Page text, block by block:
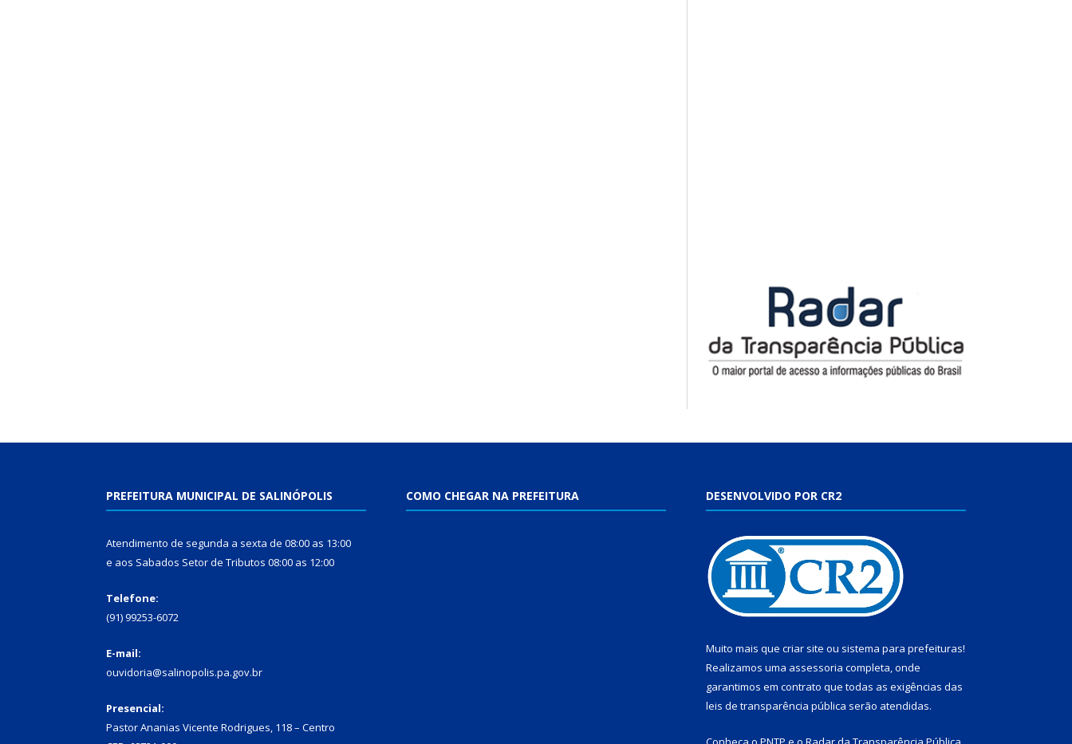
PREFEITURA MUNICIPAL DE SALINÓPOLIS
Atendimento de segunda a sexta de 08:00 as 13:00
e aos Sabados Setor de Tributos 08:00 as 12:00
Telefone:
(91) 99253-6072
E-mail:
ouvidoria@salinopolis.pa.gov.br
Presencial:
Pastor Ananias Vicente Rodrigues, 118 – Centro
COMO CHEGAR NA PREFEITURA DESENVOLVIDO POR CR2
Muito mais que criar site ou sistema para prefeituras!
Realizamos uma assessoria completa, onde
garantimos em contrato que todas as exigências das
leis de transparência pública serão atendidas.